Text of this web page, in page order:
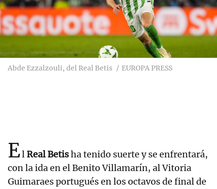
Abde Ezzalzouli, del Real Betis EUROPA PRESS
ElReal Betisha tenido suerte y se enfrentará,
con la ida en el Benito Villamarín, al Vitoria
Guimaraes portugués en los octavos de final de